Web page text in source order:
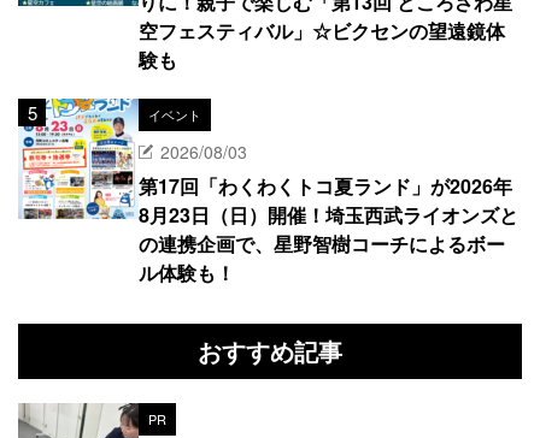
空フェスティバル」☆ビクセンの望遠鏡体
験も
イベント
2026/08/03
第17回「わくわくトコ夏ランド」が2026年
8月23日（日）開催！埼玉西武ライオンズと
の連携企画で、星野智樹コーチによるボー
ル体験も！
おすすめ記事
PR